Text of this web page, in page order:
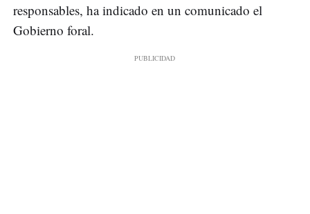
responsables, ha indicado en un comunicado el
Gobierno foral.